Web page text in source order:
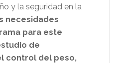
y la seguridad en la
necesidades
para este
de
control del peso,